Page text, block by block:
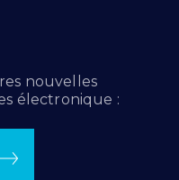
nouvelles
électronique :